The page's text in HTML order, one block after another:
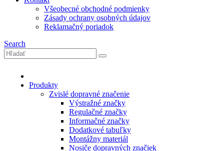
Všeobecné obchodné podmienky
Zásady ochrany osobných údajov
Reklamačný poriadok
Search
Produkty
Zvislé dopravné značenie
Výstražné značky
Regulačné značky
Informačné značky
Dodatkové tabuľky
Montážny materiál
Nosiče dopravných značiek